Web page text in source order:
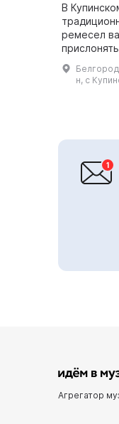
В
ремесел
трогать
н, с
Агрегатор